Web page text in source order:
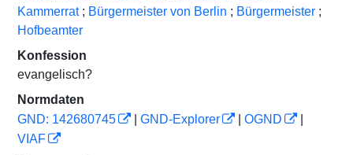
Kammerrat ; Bürgermeister von Berlin ; Bürgermeister ;
Hofbeamter
Konfession
evangelisch?
Normdaten
GND: 142680745
GND-Explorer OGND
VIAF